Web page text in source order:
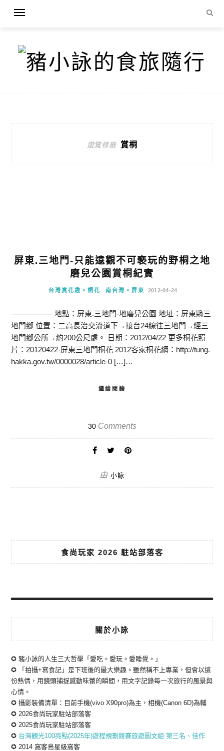
遊覽標籤 賞桐
屏東.三地門-只能遠觀不可褻玩的野桐之地
磨兒公園賞桐紀實
台灣賞花趣。桐花 南台灣。屏東 2012-04-24
—————– 地點：屏東.三地門-地磨兒公園 地址：屏東縣三
地門鄉 位置：二高長治交流道下→接台24線往三地門→經三
地門鄉公所→約200公尺處。 日期：2012/04/22 更多桐花照
片：20120422-屏東三地門桐花 2012客家桐花網：http://tung.
hakka.gov.tw/0000028/article-0 […]…
繼續閱讀
30Comments
由 小詠
食尚玩家 2026 駐站部落客
關於小詠
✪ 豬小詠的人生三大哲學「愛吃。愛玩。愛睡覺。」
✪ 「拍攝+寫食記」是下班後的最大樂趣。雖然稱不上專業，但會以這
份熱情，用鏡頭捕捉感動味蕾的瞬間，用文字記錄每一次旅行的風景與
心情。
✪ 攝影裝備清單：目前手機(vivo X90pro)為主，相機(Canon 6D)為輔
✪ 2026食尚玩家駐站部落客
✪ 2025食尚玩家駐站部落客
✪ 台灣觀光100亮點(2025年)遊程規劃競賽旅遊圖文組 第三名、佳作
✪ 2014 窩客島星級窩客